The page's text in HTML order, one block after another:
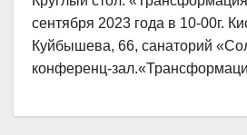
сентября 2023 года в 10-00г.
Куйбышева, 66, санаторий
конференц-